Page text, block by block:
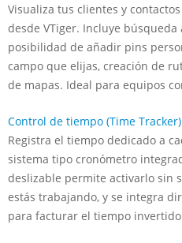
Visualiza tus clientes y
desde VTiger. Incluye
posibilidad de añadir pins
campo que elijas, creación de
de mapas. Ideal para equipos
Control de tiempo (Time Tracker)
Registra el tiempo dedicado a
sistema tipo cronómetro
deslizable permite activarlo sin
estás trabajando, y se integra
para facturar el tiempo